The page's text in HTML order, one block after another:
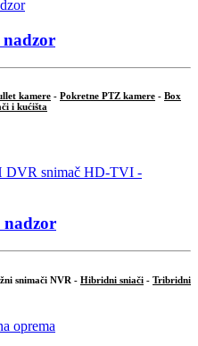
nadzor
kamere - Pokretne PTZ kamere - Box
i kućišta
nadzor
snimači NVR - Hibridni sniači - Tribridni